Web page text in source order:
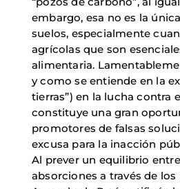
embargo, esa no es la
suelos, especialmente
agrícolas que son
alimentaria.
y como se entiende en la
tierras”) en la lucha contra
constituye una gran
promotores de falsas
excusa para la inacción
Al prever un equilibrio
absorciones a través de